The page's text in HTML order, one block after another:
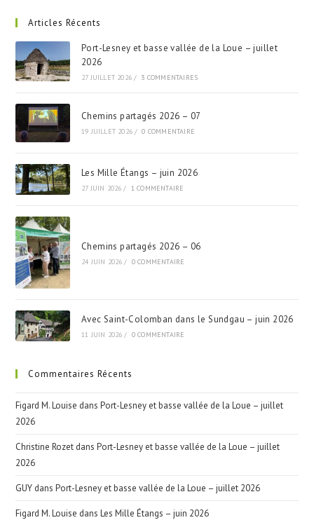
Articles Récents
Port-Lesney et basse vallée de la Loue – juillet
2026
27 JUILLET 2026 / 3 COMMENTAIRES
Chemins partagés 2026 – 07
19 JUILLET 2026 / 0 COMMENTAIRE
Les Mille Étangs – juin 2026
27 JUIN 2026 / 1 COMMENTAIRE
Chemins partagés 2026 – 06
24 JUIN 2026 / 0 COMMENTAIRE
Avec Saint-Colomban dans le Sundgau – juin 2026
11 JUIN 2026 / 0 COMMENTAIRE
Commentaires Récents
Figard M. Louise dansPort-Lesney et basse vallée de la Loue – juillet
2026
Christine Rozet dansPort-Lesney et basse vallée de la Loue – juillet
2026
GUY dansPort-Lesney et basse vallée de la Loue – juillet 2026
Figard M. Louise dansLes Mille Étangs – juin 2026